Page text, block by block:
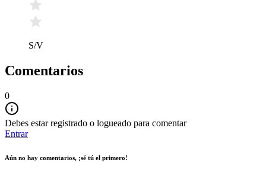
S/V
Comentarios
0
Debes estar registrado o logueado para comentar
Entrar
Aún no hay comentarios, ¡sé tú el primero!